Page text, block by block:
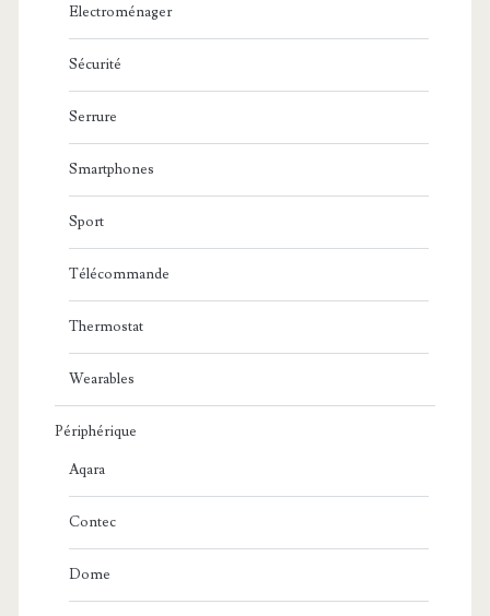
Electroménager
Sécurité
Serrure
Smartphones
Sport
Télécommande
Thermostat
Wearables
Périphérique
Aqara
Contec
Dome